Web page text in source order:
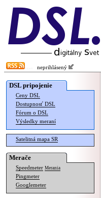
neprihlásený
DSL pripojenie
Ceny DSL
Dostupnosť DSL
Fórum o DSL
Výsledky meraní
Satelitná mapa SR
Merače
Speedmeter Merania
Pingmeter
Googlemeter